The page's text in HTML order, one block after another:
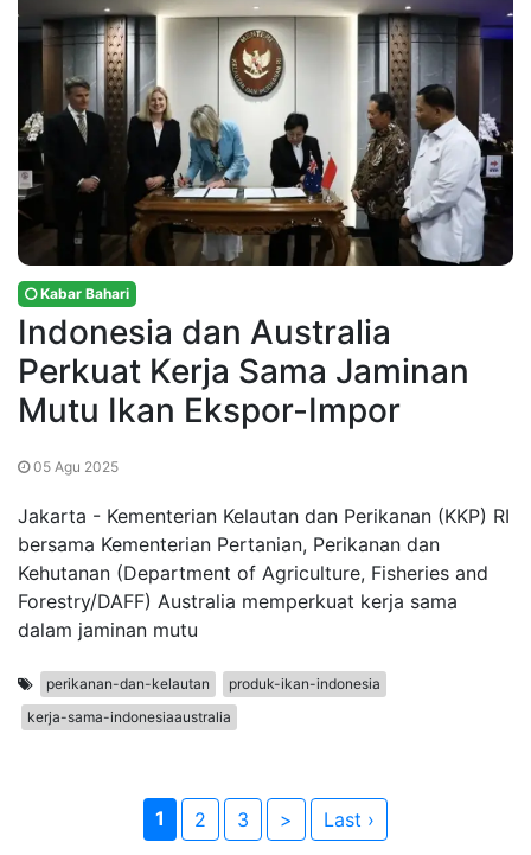
Kabar Bahari
Indonesia dan Australia
Perkuat Kerja Sama Jaminan
Mutu Ikan Ekspor-Impor
05 Agu 2025
Jakarta - Kementerian Kelautan dan Perikanan (KKP) RI
bersama Kementerian Pertanian, Perikanan dan
Kehutanan (Department of Agriculture, Fisheries and
Forestry/DAFF) Australia memperkuat kerja sama
dalam jaminan mutu
perikanan-dan-kelautan
produk-ikan-indonesia
kerja-sama-indonesiaaustralia
1 2 3 > Last ›